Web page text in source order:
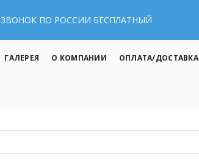
ЗВОНОК ПО РОССИИ БЕСПЛАТНЫЙ
ГАЛЕРЕЯ О КОМПАНИИ ОПЛАТА/ДОСТАВКА